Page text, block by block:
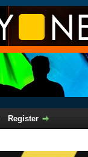
Register